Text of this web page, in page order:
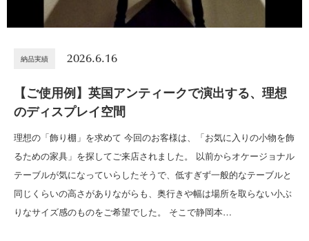
納品実績 2026.6.16
【ご使用例】英国アンティークで演出する、理想
のディスプレイ空間
理想の「飾り棚」を求めて 今回のお客様は、「お気に入りの小物を飾
るための家具」を探してご来店されました。 以前からオケージョナル
テーブルが気になっていらしたそうで、低すぎず一般的なテーブルと
同じくらいの高さがありながらも、奥行きや幅は場所を取らない小ぶ
りなサイズ感のものをご希望でした。 そこで静岡本…